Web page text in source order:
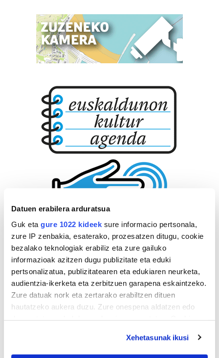
Datuen erabilera arduratsua
Guk eta gure 1022 kideek sure informacio pertsonala,
zure IP zenbakia, esaterako, prozesatzen ditugu, cookie
bezalako teknologiak erabiliz eta zure gailuko
informazioak azitzen dugu publizitate eta eduki
pertsonalizatua, publizitatearen eta edukiaren neurketa,
audientzia-ikerketa eta zerbitzuen garapena eskaintzeko.
Zure datuak nork eta zertarako erabiltzen dituen
hautatzeko aukera duzu. Zure onespena aldatzen edo
If you allow, we would also like to:
Xehetasunak ikusi